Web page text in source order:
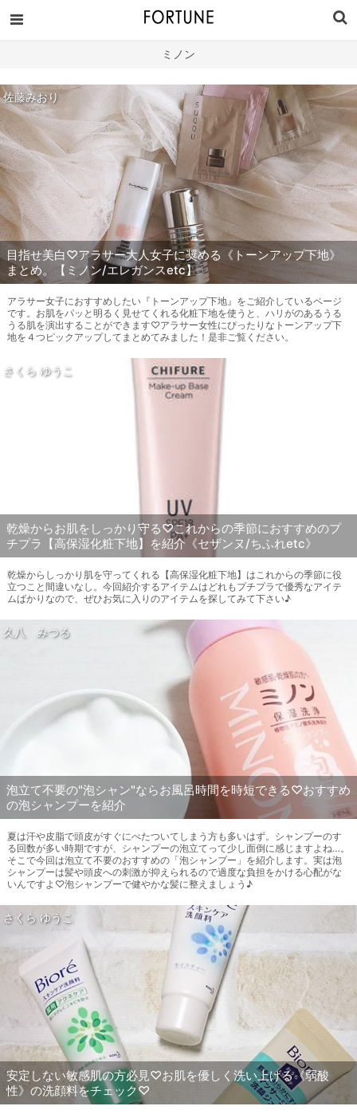
ミノン
佐藤みおり
目指せ美白♡アラサー大人女子に奨める《トーンアップ下地》
まとめ。【ミノン/エレガンスetc】
アラサー女子におすすめしたい『トーンアップ下地』をご紹介しているページ
です。お肌をパッと明るく見せてくれる化粧下地を使うと、ハリがのあるうる
うる肌を演出することができます♡アラサー女性にぴったりなトーンアップ下
地を４つピックアップしてまとめてみました！是非ご覧ください。
さくら ゆうこ
乾燥からお肌をしっかり守る♡これからの季節におすすめのプ
チプラ【高保湿化粧下地】を紹介《セザンヌ/ちふれetc》
乾燥からしっかり肌を守ってくれる【高保湿化粧下地】はこれからの季節に役
立つこと間違いなし。今回紹介するアイテムはどれもプチプラで優秀なアイテ
ムばかりなので、ぜひお気に入りのアイテムを探してみて下さい♪
久八 みつる
泡立て不要の"泡シャン"ならお風呂時間を時短できる♡おすすめ
の泡シャンプーを紹介
夏は汗や皮脂で頭皮がすぐにべたついてしまう方も多いはず。シャンプーのす
る回数が多い時期ですが、シャンプーの泡立てって少し面倒に感じますよね…。
そこで今回は泡立て不要のおすすめの「泡シャンプー」を紹介します。実は泡
シャンプーは髪や頭皮への刺激が抑えられるので過度な負担をかける心配がな
いんですよ♡泡シャンプーで健やかな髪に整えましょう♪
さくら ゆうこ
安定しない敏感肌の方必見♡お肌を優しく洗い上げる《弱酸
性》の洗顔料をチェック♡